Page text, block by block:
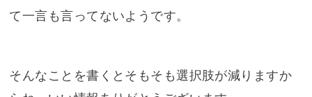
て一言も言ってないようです。
そんなことを書くとそもそも選択肢が減りますか